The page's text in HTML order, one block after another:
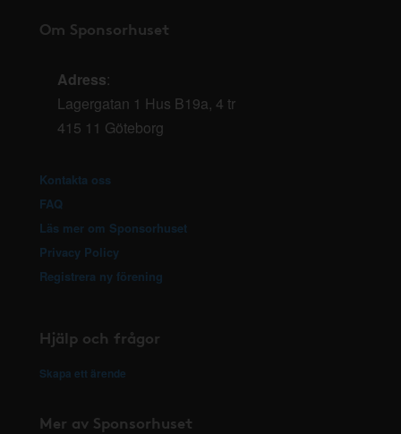
Om Sponsorhuset
Adress:
Lagergatan 1 Hus B19a, 4 tr
415 11 Göteborg
Kontakta oss
FAQ
Läs mer om Sponsorhuset
Privacy Policy
Registrera ny förening
Hjälp och frågor
Skapa ett ärende
Mer av Sponsorhuset